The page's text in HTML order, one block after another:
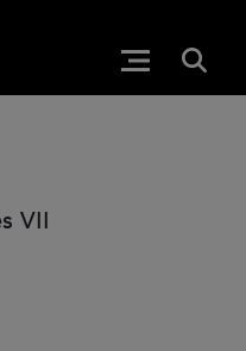
Menú
(Abre en
VII